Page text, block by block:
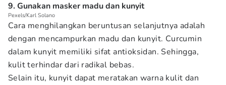
9. Gunakan masker madu dan kunyit
Pexels/Karl Solano
Cara menghilangkan beruntusan selanjutnya adalah
dengan mencampurkan madu dan kunyit. Curcumin
dalam kunyit memiliki sifat antioksidan. Sehingga,
kulit terhindar dari radikal bebas.
Selain itu, kunyit dapat meratakan warna kulit dan